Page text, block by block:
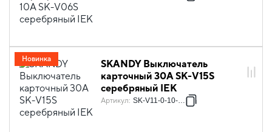
SKANDY Выключатель
карточный 30А SK-V15S
серебряный IEK
Артикул: SK-V11-0-10-K23
Новинка